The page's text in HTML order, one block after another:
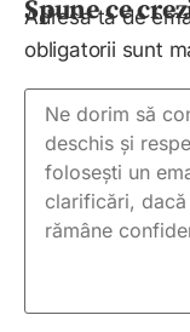
Spune ce
Adresa ta de
obligatorii sunt